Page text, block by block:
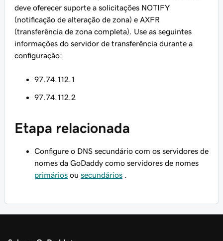
deve oferecer suporte a solicitações NOTIFY
(notificação de alteração de zona) e AXFR
(transferência de zona completa). Use as seguintes
informações do servidor de transferência durante a
configuração:
97.74.112.1
97.74.112.2
Etapa relacionada
Configure o DNS secundário com os servidores de
nomes da GoDaddy como servidores de nomes
primários ou secundários